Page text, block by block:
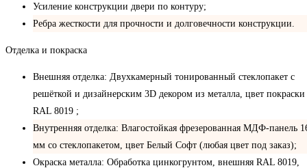
Усиление конструкции двери по контуру;
Ребра жесткости для прочности и долговечности конструкции.
Отделка и покраска
Внешняя отделка: Двухкамерный тонированный стеклопакет с
решёткой и дизайнерским 3D декором из металла, цвет покраски
RAL 8019 ;
Внутренняя отделка: Влагостойкая фрезерованная МДФ-панель
мм со стеклопакетом, цвет Белый Софт (любая цвет под заказ);
Окраска металла: Обработка цинкогрунтом, внешняя RAL 8019,